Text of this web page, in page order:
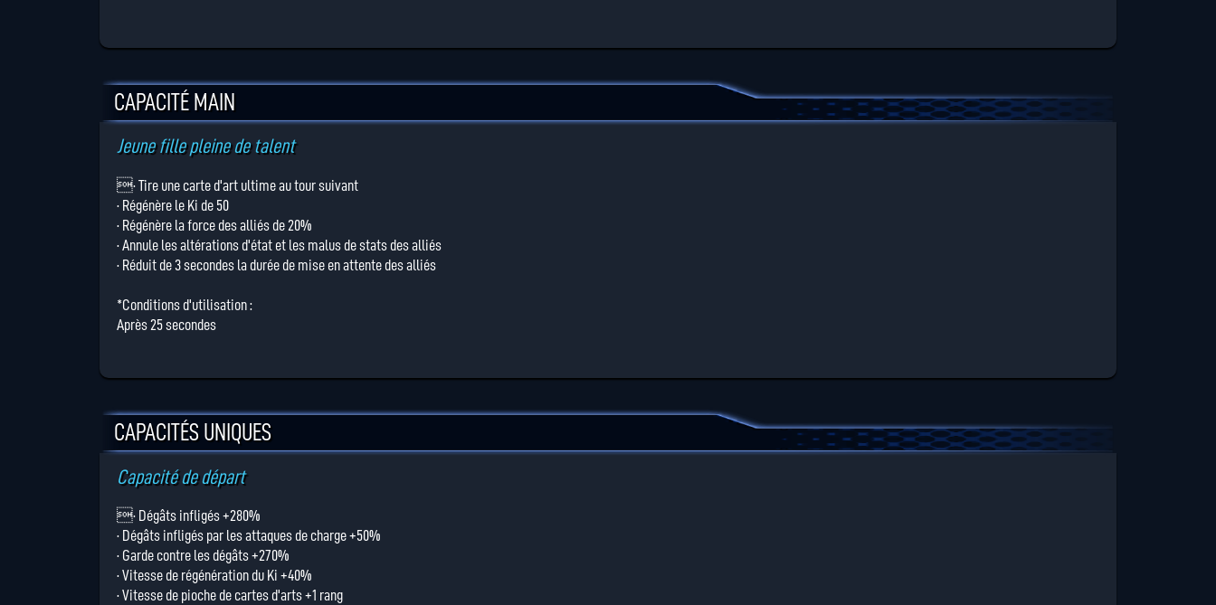
CAPACITÉ MAIN
Jeune fille pleine de talent
· Tire une carte d'art ultime au tour suivant
· Régénère le Ki de 50
· Régénère la force des alliés de 20%
· Annule les altérations d'état et les malus de stats des alliés
· Réduit de 3 secondes la durée de mise en attente des alliés
*Conditions d'utilisation :
Après 25 secondes
CAPACITÉS UNIQUES
Capacité de départ
· Dégâts infligés +280%
· Dégâts infligés par les attaques de charge +50%
· Garde contre les dégâts +270%
· Vitesse de régénération du Ki +40%
· Vitesse de pioche de cartes d'arts +1 rang